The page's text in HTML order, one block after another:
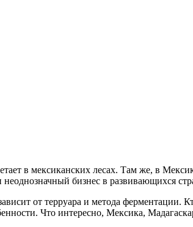
в мексиканских лесах. Там же, в
бизнес в развивающихся
от терруара и метода ферментации.
Что интересно, Мексика,